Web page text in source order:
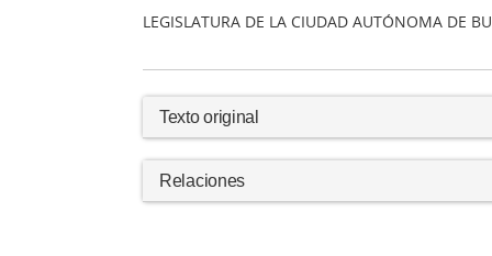
LEGISLATURA DE LA CIUDAD AUTÓNOMA DE
Texto original
Relaciones